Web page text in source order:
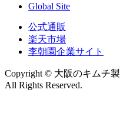
Global Site
公式通販
楽天市場
李朝園企業サイト
Copyright © 大阪のキムチ
All Rights Reserved.